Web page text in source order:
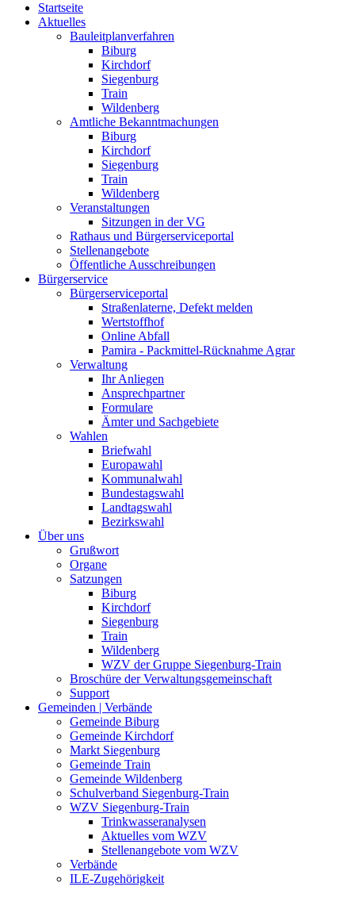
Startseite
Aktuelles
Bauleitplanverfahren
Biburg
Kirchdorf
Siegenburg
Train
Wildenberg
Amtliche Bekanntmachungen
Biburg
Kirchdorf
Siegenburg
Train
Wildenberg
Veranstaltungen
Sitzungen in der VG
Rathaus und Bürgerserviceportal
Stellenangebote
Öffentliche Ausschreibungen
Bürgerservice
Bürgerserviceportal
Straßenlaterne, Defekt melden
Wertstoffhof
Online Abfall
Pamira - Packmittel-Rücknahme Agrar
Verwaltung
Ihr Anliegen
Ansprechpartner
Formulare
Ämter und Sachgebiete
Wahlen
Briefwahl
Europawahl
Kommunalwahl
Bundestagswahl
Landtagswahl
Bezirkswahl
Über uns
Grußwort
Organe
Satzungen
Biburg
Kirchdorf
Siegenburg
Train
Wildenberg
WZV der Gruppe Siegenburg-Train
Broschüre der Verwaltungsgemeinschaft
Support
Gemeinden | Verbände
Gemeinde Biburg
Gemeinde Kirchdorf
Markt Siegenburg
Gemeinde Train
Gemeinde Wildenberg
Schulverband Siegenburg-Train
WZV Siegenburg-Train
Trinkwasseranalysen
Aktuelles vom WZV
Stellenangebote vom WZV
Verbände
ILE-Zugehörigkeit